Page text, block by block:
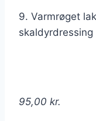
9. Varmrøget
skaldyrdressing
95,00 kr.